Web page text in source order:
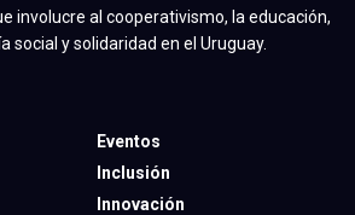
involucre al cooperativismo, la educación,
social y solidaridad en el Uruguay.
Eventos
Inclusión
Innovación